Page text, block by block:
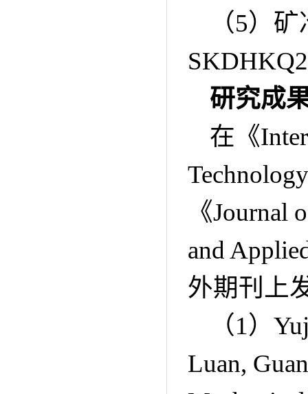
（5）矿
研究成
在《
Technology
《Journal
and
外期刊上
（1）
Luan,